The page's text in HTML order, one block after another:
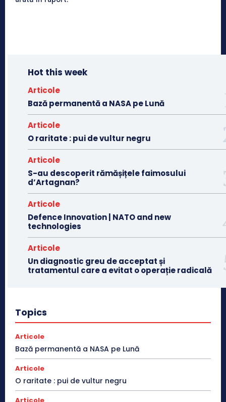
Hot this week
Articole
Bază permanentă a NASA pe Lună
Articole
O raritate : pui de vultur negru
Articole
S-au descoperit rămășițele faimosului
d’Artagnan?
Articole
Defence Innovation | NATO and new
technologies
Articole
Un diagnostic greu de acceptat și
tratamentul care a evitat o operație radicală
Topics
Articole
Bază permanentă a NASA pe Lună
Articole
O raritate : pui de vultur negru